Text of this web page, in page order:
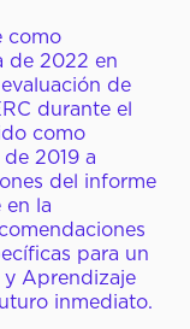
Miembros
de la CID
y Artículos
y
Declaraciones
Documentos
como
de 2022 en
de
durante el
como
2019 a
del informe
la
para un
y Aprendizaje
inmediato.